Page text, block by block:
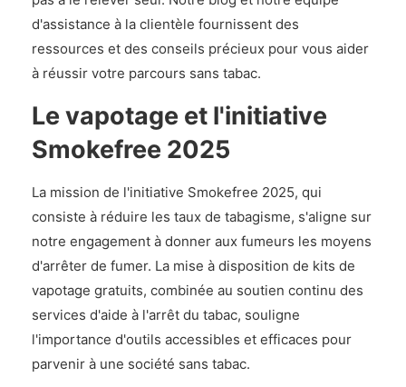
d'assistance à la clientèle fournissent des
ressources et des conseils précieux pour vous aider
à réussir votre parcours sans tabac.
Le vapotage et l'initiative
Smokefree 2025
La mission de l'initiative Smokefree 2025, qui
consiste à réduire les taux de tabagisme, s'aligne sur
notre engagement à donner aux fumeurs les moyens
d'arrêter de fumer. La mise à disposition de kits de
vapotage gratuits, combinée au soutien continu des
services d'aide à l'arrêt du tabac, souligne
l'importance d'outils accessibles et efficaces pour
parvenir à une société sans tabac.